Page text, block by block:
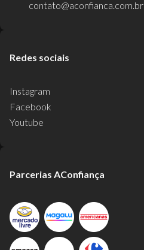
contato@aconfianca.com.br
Redes sociais
Instagram
Facebook
Youtube
Parcerias AConfiança